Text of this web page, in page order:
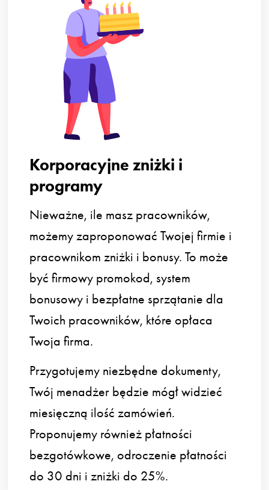
Korporacyjne zniżki i
programy
Nieważne, ile masz pracowników,
możemy zaproponować Twojej firmie i
pracownikom zniżki i bonusy. To może
być firmowy promokod, system
bonusowy i bezpłatne sprzątanie dla
Twoich pracowników, które opłaca
Twoja firma.
Przygotujemy niezbędne dokumenty,
Twój menadżer będzie mógł widzieć
miesięczną ilość zamówień.
Proponujemy również płatności
bezgotówkowe, odroczenie płatności
do 30 dni i zniżki do 25%.